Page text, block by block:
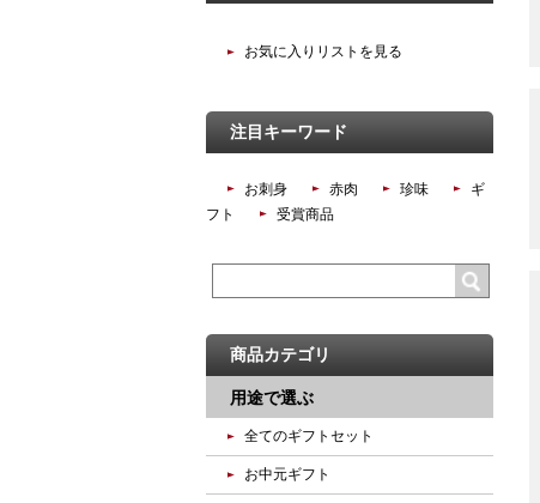
お気に入りリストを見る
注目キーワード
お刺身 赤肉 珍味
ギ
フト
受賞商品
商品カテゴリ
用途で選ぶ
全てのギフトセット
お中元ギフト